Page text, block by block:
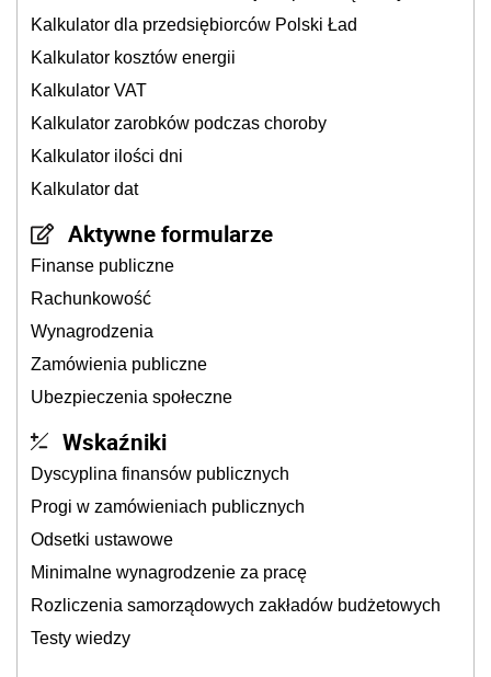
Kalkulator dla przedsiębiorców Polski Ład
Kalkulator kosztów energii
Kalkulator VAT
Kalkulator zarobków podczas choroby
Kalkulator ilości dni
Kalkulator dat
Aktywne formularze
Finanse publiczne
Rachunkowość
Wynagrodzenia
Zamówienia publiczne
Ubezpieczenia społeczne
Wskaźniki
Dyscyplina finansów publicznych
Progi w zamówieniach publicznych
Odsetki ustawowe
Minimalne wynagrodzenie za pracę
Rozliczenia samorządowych zakładów budżetowych
Testy wiedzy